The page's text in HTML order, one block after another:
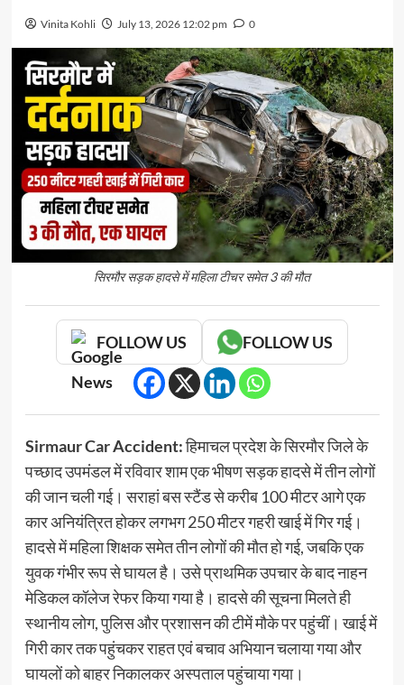
Vinita Kohli July 13, 2026 12:02 pm 0
सिरमौर सड़क हादसे में महिला टीचर समेत 3 की मौत
FOLLOW US FOLLOW US
Sirmaur Car Accident:हिमाचल प्रदेश के सिरमौर जिले के
पच्छाद उपमंडल में रविवार शाम एक भीषण सड़क हादसे में तीन लोगों
की जान चली गई। सराहां बस स्टैंड से करीब 100 मीटर आगे एक
कार अनियंत्रित होकर लगभग 250 मीटर गहरी खाई में गिर गई।
हादसे में महिला शिक्षक समेत तीन लोगों की मौत हो गई, जबकि एक
युवक गंभीर रूप से घायल है। उसे प्राथमिक उपचार के बाद नाहन
मेडिकल कॉलेज रेफर किया गया है। हादसे की सूचना मिलते ही
स्थानीय लोग, पुलिस और प्रशासन की टीमें मौके पर पहुंचीं। खाई में
गिरी कार तक पहुंचकर राहत एवं बचाव अभियान चलाया गया और
घायलों को बाहर निकालकर अस्पताल पहुंचाया गया।